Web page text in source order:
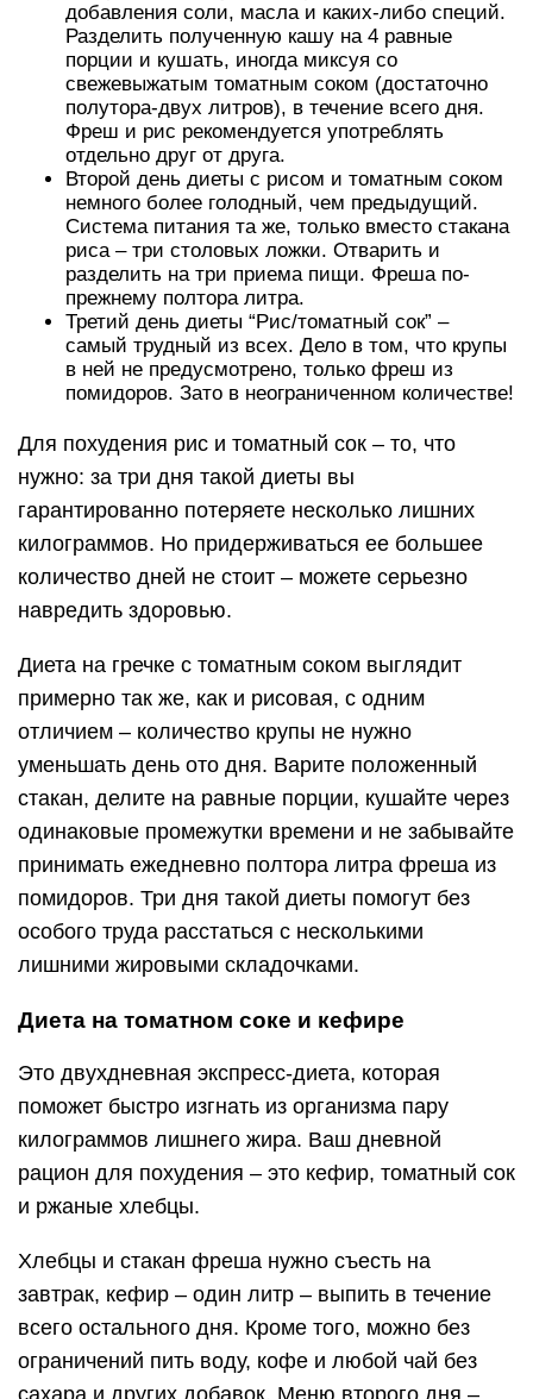
добавления соли, масла и каких-либо специй.
Разделить полученную кашу на 4 равные
порции и кушать, иногда миксуя со
свежевыжатым томатным соком (достаточно
полутора-двух литров), в течение всего дня.
Фреш и рис рекомендуется употреблять
отдельно друг от друга.
Второй день диеты с рисом и томатным соком
немного более голодный, чем предыдущий.
Система питания та же, только вместо стакана
риса – три столовых ложки. Отварить и
разделить на три приема пищи. Фреша по-
прежнему полтора литра.
Третий день диеты “Рис/томатный сок” –
самый трудный из всех. Дело в том, что крупы
в ней не предусмотрено, только фреш из
помидоров. Зато в неограниченном количестве!
Для похудения рис и томатный сок – то, что
нужно: за три дня такой диеты вы
гарантированно потеряете несколько лишних
килограммов. Но придерживаться ее большее
количество дней не стоит – можете серьезно
навредить здоровью.
Диета на гречке с томатным соком выглядит
примерно так же, как и рисовая, с одним
отличием – количество крупы не нужно
уменьшать день ото дня. Варите положенный
стакан, делите на равные порции, кушайте через
одинаковые промежутки времени и не забывайте
принимать ежедневно полтора литра фреша из
помидоров. Три дня такой диеты помогут без
особого труда расстаться с несколькими
лишними жировыми складочками.
Диета на томатном соке и кефире
Это двухдневная экспресс-диета, которая
поможет быстро изгнать из организма пару
килограммов лишнего жира. Ваш дневной
рацион для похудения – это кефир, томатный сок
и ржаные хлебцы.
Хлебцы и стакан фреша нужно съесть на
завтрак, кефир – один литр – выпить в течение
всего остального дня. Кроме того, можно без
ограничений пить воду, кофе и любой чай без
сахара и других добавок. Меню второго дня –